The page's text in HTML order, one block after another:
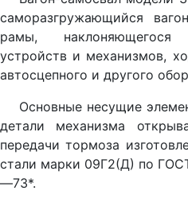
саморазгружающийся
рамы, наклоняющегося
устройств и механизмов,
автосцепного и другого
Основные несущие
детали механизма
передачи тормоза
стали марки 09Г2(Д) по
—73*.